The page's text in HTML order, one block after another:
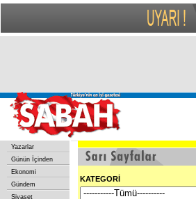
Yazarlar
Günün İçinden
Ekonomi
Gündem
Siyaset
KATEGORİ